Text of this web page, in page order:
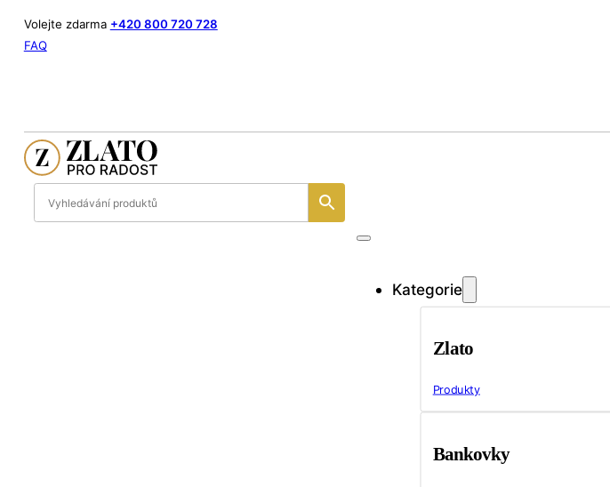
Volejte zdarma +420 800 720 728
FAQ
Kategorie
Zlato
Produkty
Bankovky